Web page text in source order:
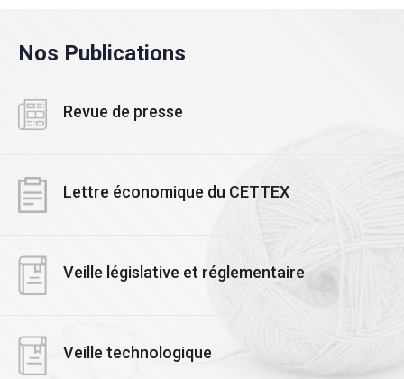
Nos Publications
Revue de presse
Lettre économique du CETTEX
Veille législative et réglementaire
Veille technologique